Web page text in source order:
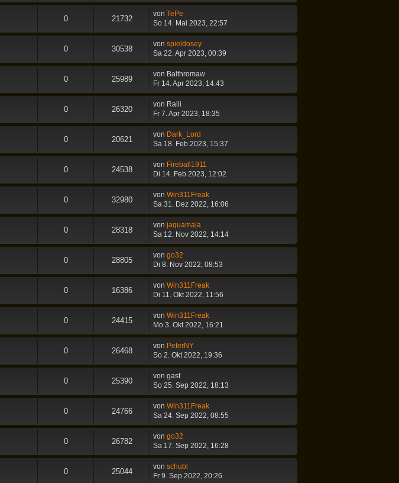
0 21732
von TePe
So 14. Mai 2023, 22:57
0 30538
von spieldosey
Sa 22. Apr 2023, 00:39
0 25989
von Balthromaw
Fr 14. Apr 2023, 14:43
0 26320
von Ralli
Fr 7. Apr 2023, 18:35
0 20621
von Dark_Lord
Sa 18. Feb 2023, 15:37
0 24538
von Fireball1911
Di 14. Feb 2023, 12:02
0 32980
von Win311Freak
Sa 31. Dez 2022, 16:06
0 28318
von jaquamala
Sa 12. Nov 2022, 14:14
0 28805
von go32
Di 8. Nov 2022, 08:53
0 16386
von Win311Freak
Di 11. Okt 2022, 11:56
0 24415
von Win311Freak
Mo 3. Okt 2022, 16:21
0 26468
von PeterNY
So 2. Okt 2022, 19:36
0 25390
von gast
So 25. Sep 2022, 18:13
0 24766
von Win311Freak
Sa 24. Sep 2022, 08:55
0 26782
von go32
Sa 17. Sep 2022, 16:28
0 25044
von schubl
Fr 9. Sep 2022, 20:26